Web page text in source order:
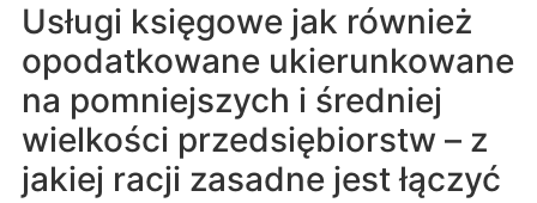
Usługi księgowe jak również
opodatkowane ukierunkowane
na pomniejszych i średniej
wielkości przedsiębiorstw – z
jakiej racji zasadne jest łączyć